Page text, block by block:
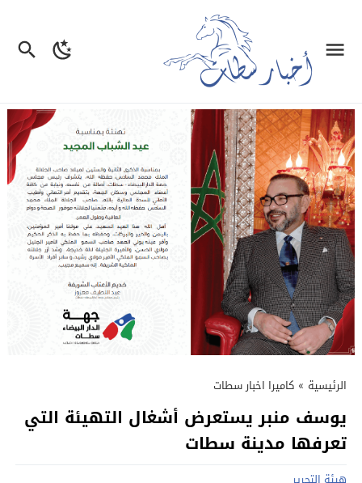
الرئيسية » كاميرا اخبار سطات
يوسف منبر يستعرض أشغال التهيئة التي
تعرفها مدينة سطات